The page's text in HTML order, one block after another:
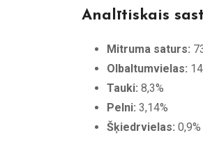
Analītiskais
Mitruma saturs:
Olbaltumvielas:
Tauki: 8,3%
Pelni: 3,14%
Šķiedrvielas: 0,9%